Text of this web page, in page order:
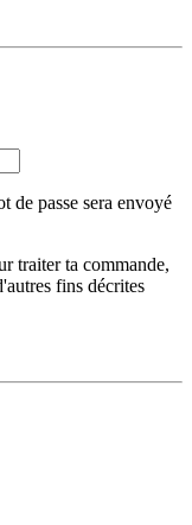
de passe sera envoyé
traiter ta commande,
fins décrites